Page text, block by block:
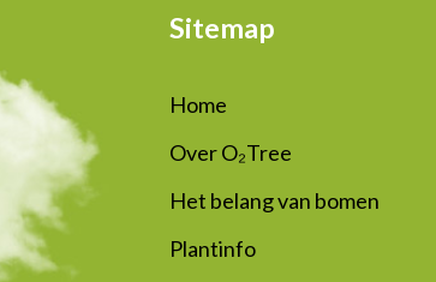
Sitemap
Home
Over O₂Tree
Het belang van bomen
Plantinfo